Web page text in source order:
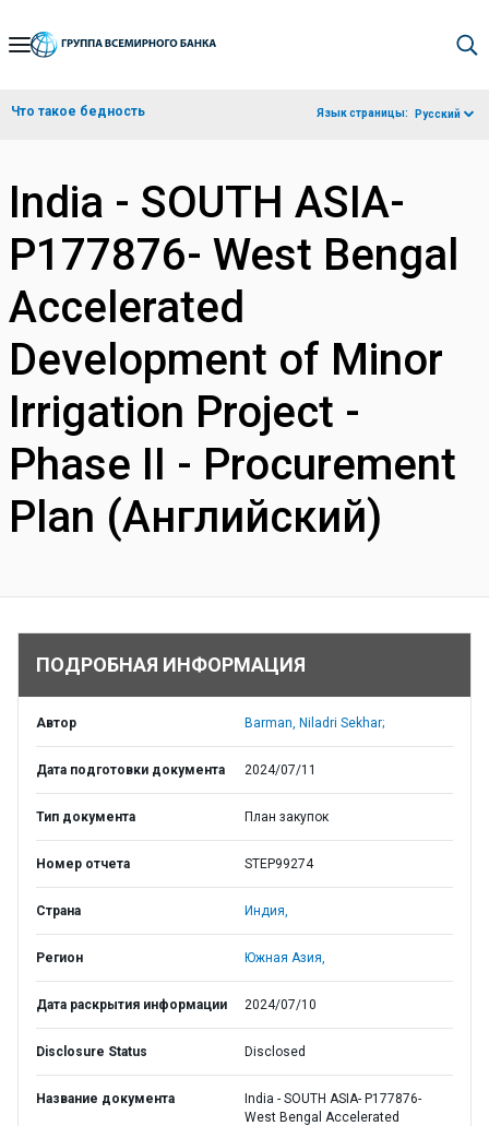
Skip
Navigation
Что такое бедность Язык страницы: Русский
India - SOUTH ASIA-
P177876- West Bengal
Accelerated
Development of Minor
Irrigation Project -
Phase II - Procurement
Plan (Английский)
ПОДРОБНАЯ ИНФОРМАЦИЯ
Автор Barman, Niladri Sekhar;
Дата подготовки документа 2024/07/11
Тип документа План закупок
Номер отчета STEP99274
Страна Индия,
Регион Южная Азия,
Дата раскрытия информации 2024/07/10
Disclosure Status Disclosed
Название документа
India - SOUTH ASIA- P177876-
West Bengal Accelerated